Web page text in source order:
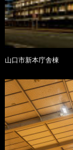
山口市新本庁舎棟